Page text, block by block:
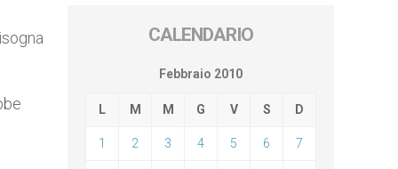
CALENDARIO
Febbraio 2010
L M M G V S D
1 2 3 4 5 6 7